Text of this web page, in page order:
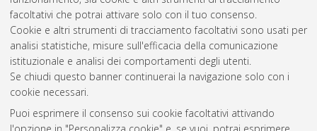
facoltativi che potrai attivare solo con il tuo consenso.
Cookie e altri strumenti di tracciamento facoltativi sono usati per
analisi statistiche, misure sull'efficacia della comunicazione
istituzionale e analisi dei comportamenti degli utenti.
Se chiudi questo banner continuerai la navigazione solo con i
cookie necessari.
Puoi esprimere il consenso sui cookie facoltativi attivando
2009 (1)
2008(4)
2007(6)
Atom
Rss 1.0